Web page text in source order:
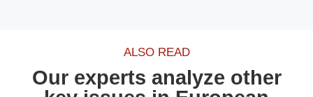
ALSO READ
Our experts analyze other